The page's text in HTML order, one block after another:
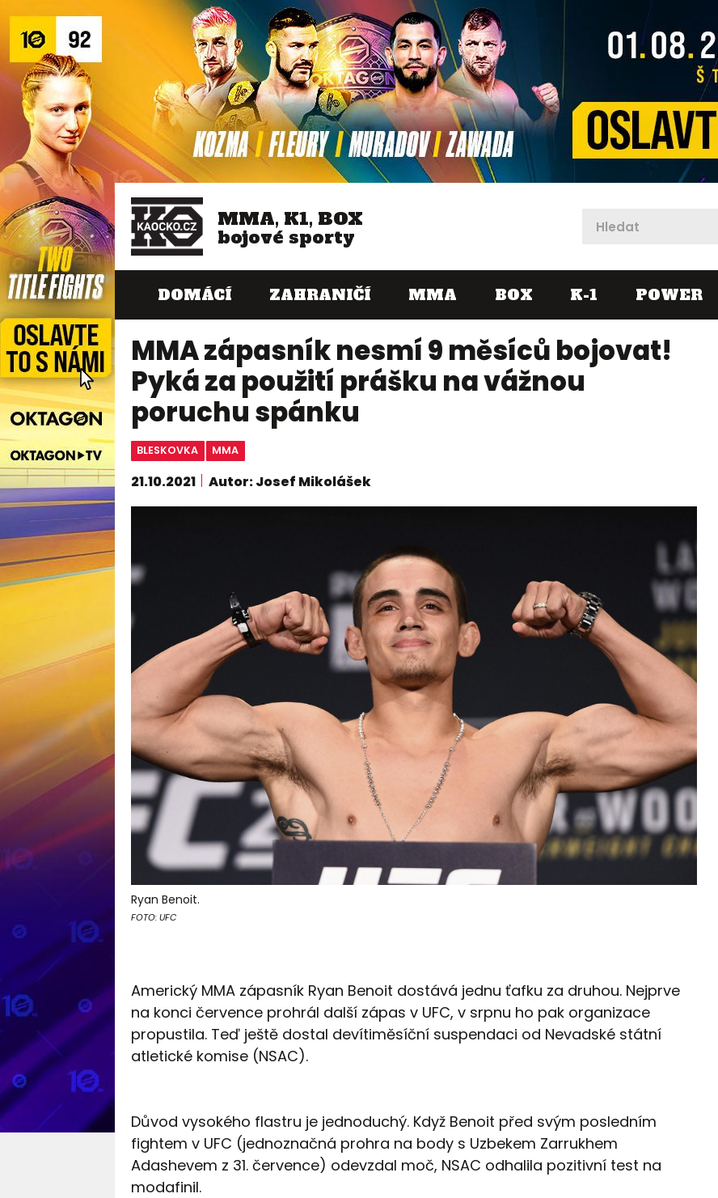
MMA, K1, BOX
bojové sporty
DOMÁCÍ ZAHRANIČÍ MMA BOX K-1 POWER
MMA zápasník nesmí 9 měsíců bojovat!
Pyká za použití prášku na vážnou
poruchu spánku
BLESKOVKA MMA
21.10.2021 Autor: Josef Mikolášek
Ryan Benoit.
FOTO: UFC
Americký MMA zápasník Ryan Benoit dostává jednu ťafku za druhou. Nejprve
na konci července prohrál další zápas v UFC, v srpnu ho pak organizace
propustila. Teď ještě dostal devítiměsíční suspendaci od Nevadské státní
atletické komise (NSAC).
Důvod vysokého flastru je jednoduchý. Když Benoit před svým posledním
fightem v UFC (jednoznačná prohra na body s Uzbekem Zarrukhem
Adashevem z 31. července) odevzdal moč, NSAC odhalila pozitivní test na
modafinil.